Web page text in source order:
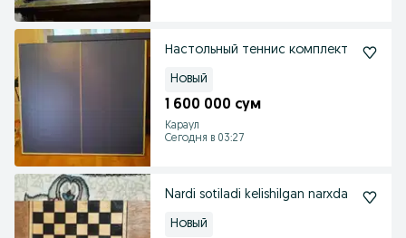
Настольный теннис комплект
Новый
1 600 000 сум
Караул
Сегодня в 03:27
Nardi sotiladi kelishilgan narxda
Новый